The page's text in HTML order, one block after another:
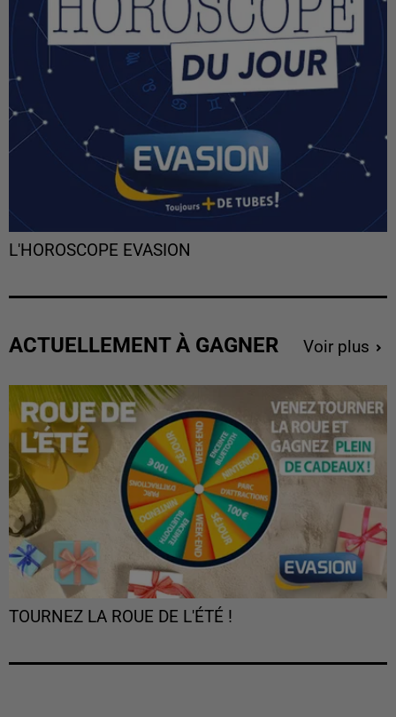
L'HOROSCOPE EVASION
ACTUELLEMENT À GAGNER Voir plus
TOURNEZ LA ROUE DE L'ÉTÉ !